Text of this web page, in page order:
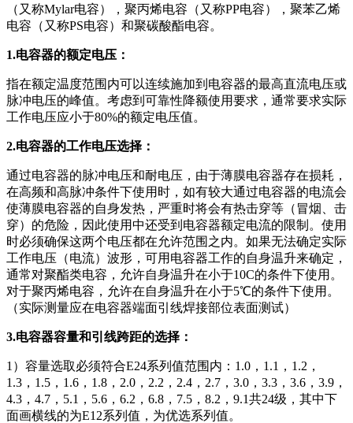
（又称Mylar电容），聚丙烯电容（又称PP电容），聚苯乙烯
电容（又称PS电容）和聚碳酸酯电容。
1.电容器的额定电压：
指在额定温度范围内可以连续施加到电容器的最高直流电压或
脉冲电压的峰值。考虑到可靠性降额使用要求，通常要求实际
工作电压应小于80%的额定电压值。
2.电容器的工作电压选择：
通过电容器的脉冲电压和耐电压，由于薄膜电容器存在损耗，
在高频和高脉冲条件下使用时，如有较大通过电容器的电流会
使薄膜电容器的自身发热，严重时将会有热击穿等（冒烟、击
穿）的危险，因此使用中还受到电容器额定电流的限制。使用
时必须确保这两个电压都在允许范围之内。如果无法确定实际
工作电压（电流）波形，可用电容器工作的自身温升来确定，
通常对聚酯类电容，允许自身温升在小于10C的条件下使用。
对于聚丙烯电容，允许在自身温升在小于5℃的条件下使用。
（实际测量应在电容器端面引线焊接部位表面测试）
3.电容器容量和引线跨距的选择：
1）容量选取必须符合E24系列值范围内：1.0，1.1，1.2，
1.3，1.5，1.6，1.8，2.0，2.2，2.4，2.7，3.0，3.3，3.6，3.9，
4.3，4.7，5.1，5.6，6.2，6.8，7.5，8.2，9.1共24级，其中下
面画横线的为E12系列值，为优选系列值。